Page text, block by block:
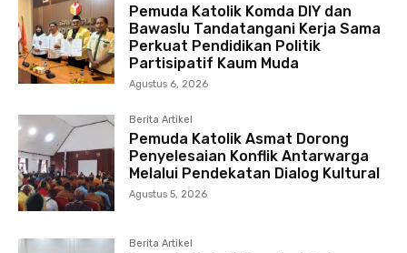
Pemuda Katolik Komda DIY dan
Bawaslu Tandatangani Kerja Sama
Perkuat Pendidikan Politik
Partisipatif Kaum Muda
Agustus 6, 2026
Berita Artikel
Pemuda Katolik Asmat Dorong
Penyelesaian Konflik Antarwarga
Melalui Pendekatan Dialog Kultural
Agustus 5, 2026
Berita Artikel